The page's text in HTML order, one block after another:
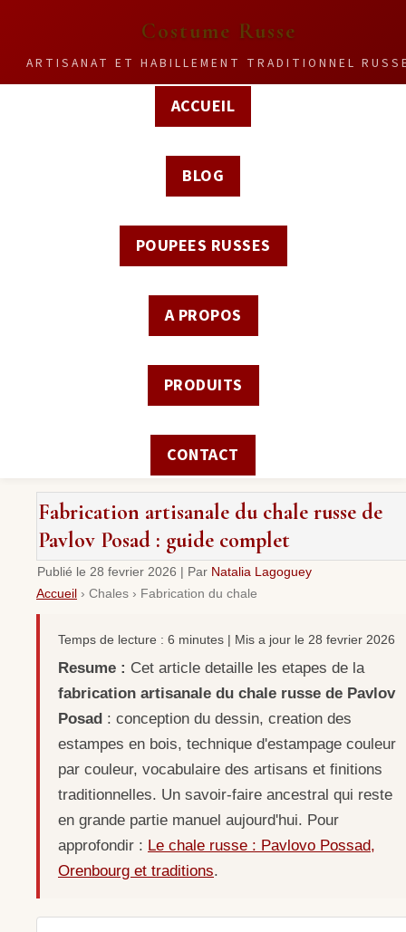
Costume Russe
ARTISANAT ET HABILLEMENT TRADITIONNEL
ACCUEIL
BLOG
POUPEES RUSSES
A PROPOS
PRODUITS
CONTACT
Fabrication artisanale du chale russe de
Pavlov Posad : guide complet
Publié le 28 fevrier 2026 | Par Natalia Lagoguey
Accueil › Chales › Fabrication du chale
Temps de lecture : 6 minutes | Mis a jour le 28 fevrier 2026
Resume : Cet article detaille les etapes de la
fabrication artisanale du chale russe de Pavlov
Posad : conception du dessin, creation des
estampes en bois, technique d'estampage couleur
par couleur, vocabulaire des artisans et finitions
traditionnelles. Un savoir-faire ancestral qui reste
en grande partie manuel aujourd'hui. Pour
approfondir : Le chale russe : Pavlovo Possad,
Orenbourg et traditions.